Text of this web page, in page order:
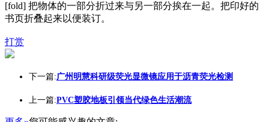
[fold] 把物体的一部分折过来与另一部分挨在一起。把印好的
书页折叠起来以便装订。
打赏
下一篇:广州明慧科研级荧光显微镜应用于沥青荧光检测
上一篇:PVC塑胶地板引领当代绿色生活潮流